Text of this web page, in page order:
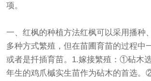
项。
一、红枫的种植方法红枫可以采用播种
多种方式繁殖，但在苗圃育苗的过程中
或者是扦插育苗。1.嫁接繁殖：①砧木
年生的鸡爪槭实生苗作为砧木的首选。